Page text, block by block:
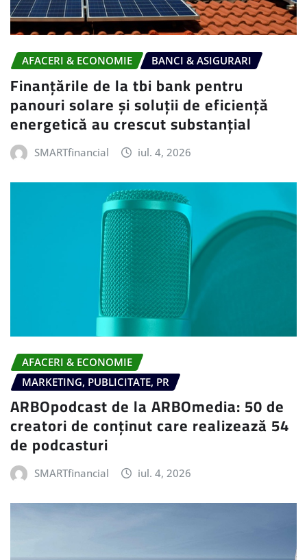
AFACERI & ECONOMIE BANCI & ASIGURARI
Finanțările de la tbi bank pentru
panouri solare și soluții de eficiență
energetică au crescut substanțial
SMARTfinancial iul. 4, 2026
AFACERI & ECONOMIE
MARKETING, PUBLICITATE, PR
ARBOpodcast de la ARBOmedia: 50 de
creatori de conținut care realizează 54
de podcasturi
SMARTfinancial iul. 4, 2026